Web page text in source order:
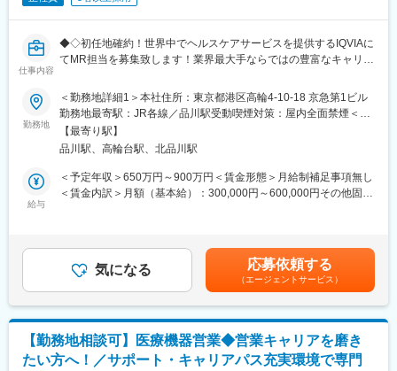
値の最大化を実現させることが主な業務です。そのほか、医療者
からのリクエストに基づいた質疑対応や、臨床研究の相談窓口と
しての役割もあります。
■研修体制：
な実績やデータ、ネットワークをもとにヘルスケアの基礎から、
営業・マーケティング、臨床、データ・テクノロジー、マネジメ
ント・リーダーシップ、経営など、これからの医療・ヘルスケア
の担い手に求められる多様なプログラムが体系化されています。
対応可能です。
ことも可能です。社内公募制度も充実しておりますので、IQVIAが
展開している他の事業部への異動も可能です。これは業界最大手
CSOであるIQVIA社だからこそ叶えられるキャリアです。
変更の範囲：会社の定める業務
仕事内容
◆◇初任地確約！世界中でヘルスケアサービスを提供するIQVIAに
てMR担当を募集致します！業界最大手ならではの豊富なキャリア
■具体的な業務詳細
国内トップクラスのプロジェクト受託実績を誇る当社の一員とし
て、医薬品PJなどを中心にクライアントビジネス拡大に貢献して
いただきます。
・担当エリアの訪問医療施設のターゲティング、担当医療施設へ
の訪問計画作成、担当医療施設への訪問、医療従事者とのリレー
ーション推進のための研究会・勉強会の立ち上げ、講演会の企
画・運営 等
行採用オファーをお出しいたします
・再配属時は全国勤務が対象となります（希望勤務地は考慮いた
します）
勤務地
＜勤務地詳細1＞本社住所：東京都港区高輪4-10-18 京急第1ビル
勤務地最寄駅：JR各線／品川駅受動喫煙対策：屋内全面禁煙＜勤
務地詳細2＞全国住所：全国 ※希望勤務地はアドバイザーにお伝
えください。 受動喫煙対策：屋内全面禁煙変更の範囲：会社の定
【最寄り駅】
品川駅、高輪台駅、北品川駅
給与
＜予定年収＞650万円～900万円＜賃金形態＞月給制補足事項無し
＜賃金内訳＞月額（基本給）：300,000円～600,000円その他固定
手当支給する。【補足】プロジェクト稼働手当(35,000円)、外勤
日当（1日1,500円／外勤3.5時間以上）■変動賞与制（6月・12
月・3月）※平均実績6ヶ月分■インセンティブ：3月（対象者）賃
金はあくまでも目安の金額であり、選考を通じて上下する可能性
があります。月給(月額)は固定手当を含めた表記です。
気になる 応募依頼する
（エージェントサービス）
【勤務地相談可】医療機器営業◆営業キャリアを磨き
たい方へ！／サポート・キャリアパス充実環境で専門